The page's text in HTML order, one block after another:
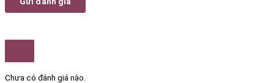
Chưa có đánh giá nào.